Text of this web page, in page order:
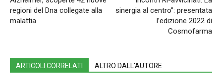
regioni del Dna collegate alla
malattia
sinergia al centro”: presentata
l’edizione 2022 di
Cosmofarma
ARTICOLI CORRELATI ALTRO DALL'AUTORE